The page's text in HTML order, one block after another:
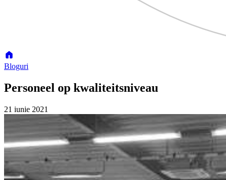
Bloguri
Personeel op kwaliteitsniveau
21 iunie 2021